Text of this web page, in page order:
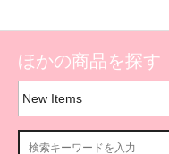
ほかの商品を探す